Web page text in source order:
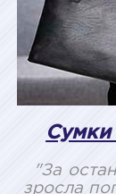
Сумки
"За
зросла